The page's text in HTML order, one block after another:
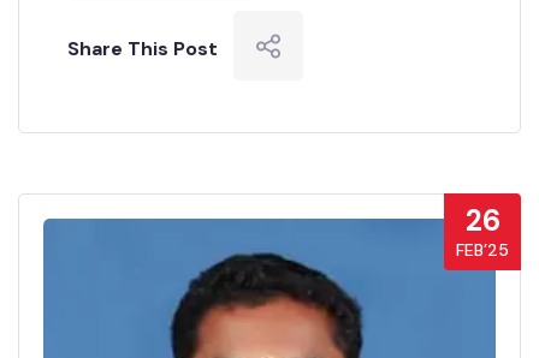
Share This Post
26
FEB’25